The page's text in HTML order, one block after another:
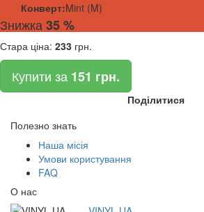
Конверт:Mint (M)
Знижка 35 %
Стара ціна: 233 грн.
Купити за 151 грн.
Поділитися
Полезно знать
Наша місія
Умови користування
FAQ
О нас